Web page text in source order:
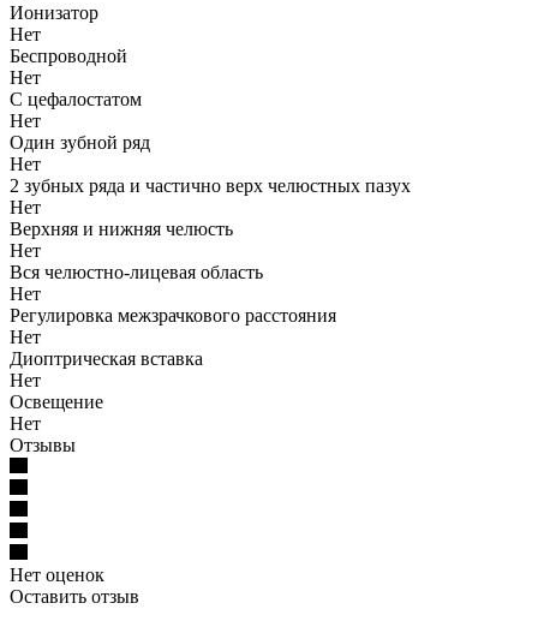
Ионизатор
Нет
Беспроводной
Нет
С цефалостатом
Нет
Один зубной ряд
Нет
2 зубных ряда и частично верх челюстных пазух
Нет
Верхняя и нижняя челюсть
Нет
Вся челюстно-лицевая область
Нет
Регулировка межзрачкового расстояния
Нет
Диоптрическая вставка
Нет
Освещение
Нет
Отзывы
Нет оценок
Оставить отзыв